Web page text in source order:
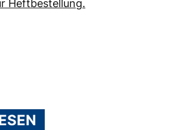
Heftbestellung.